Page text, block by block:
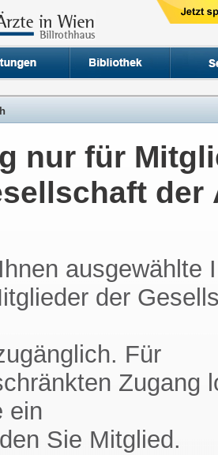
nur für
der
ausgewählte
der
Für
Zugang
ein
Sie Mitglied.